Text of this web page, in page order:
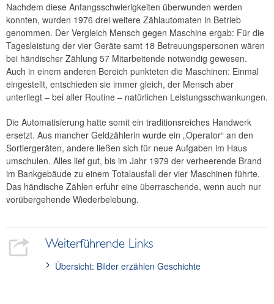
Nachdem diese Anfangsschwierigkeiten überwunden werden
konnten, wurden 1976 drei weitere Zählautomaten in Betrieb
genommen. Der Vergleich Mensch gegen Maschine ergab: Für die
Tagesleistung der vier Geräte samt 18 Betreuungspersonen wären
bei händischer Zählung 57 Mitarbeitende notwendig gewesen.
Auch in einem anderen Bereich punkteten die Maschinen: Einmal
eingestellt, entschieden sie immer gleich, der Mensch aber
unterliegt – bei aller Routine – natürlichen Leistungsschwankungen.
Die Automatisierung hatte somit ein traditionsreiches Handwerk
ersetzt. Aus mancher Geldzählerin wurde ein „Operator“ an den
Sortiergeräten, andere ließen sich für neue Aufgaben im Haus
umschulen. Alles lief gut, bis im Jahr 1979 der verheerende Brand
im Bankgebäude zu einem Totalausfall der vier Maschinen führte.
Das händische Zählen erfuhr eine überraschende, wenn auch nur
vorübergehende Wiederbelebung.
Weiterführende Links
Übersicht: Bilder erzählen Geschichte